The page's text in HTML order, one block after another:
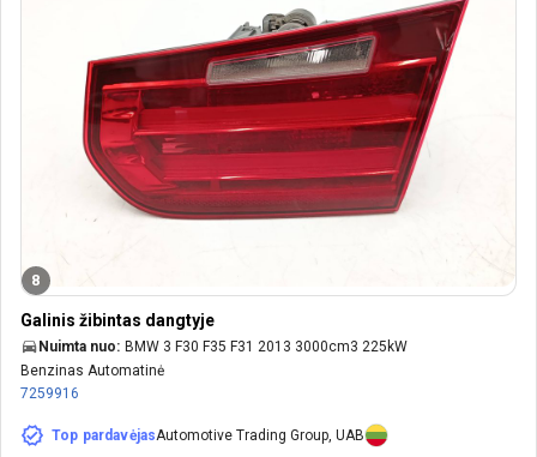
8
Galinis žibintas dangtyje
Nuimta nuo: BMW 3 F30 F35 F31 2013 3000cm3 225kW
Benzinas Automatinė
7259916
Top pardavėjasAutomotive Trading Group, UAB